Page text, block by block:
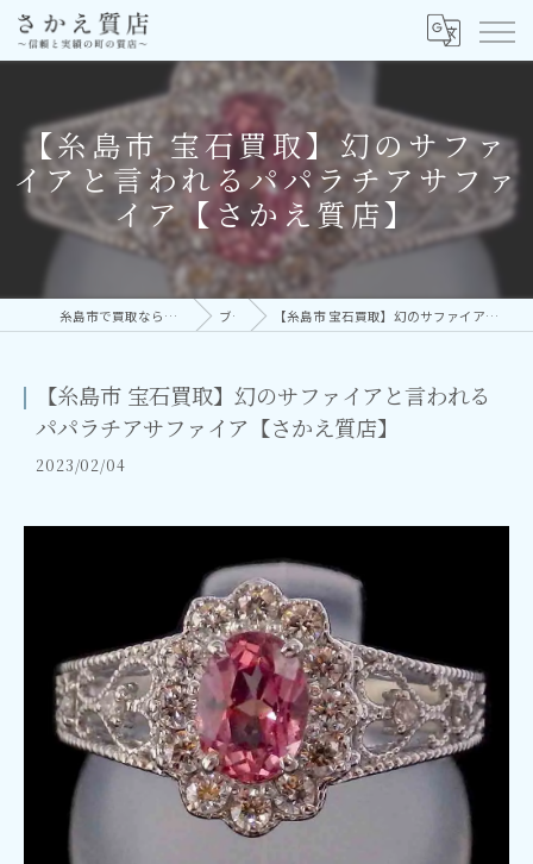
【糸島市 宝石買取】幻のサファ
イアと言われるパパラチアサファ
イア【さかえ質店】
糸島市で買取なら実績多数の株式会社さかえ ブログ 【糸島市 宝石買取】幻のサファイアと言われるパパラチアサファイア【さかえ質店】
【糸島市 宝石買取】幻のサファイアと言われる
パパラチアサファイア【さかえ質店】
2023/02/04